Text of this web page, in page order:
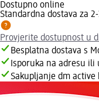
Dostupno online
Standardna dostava za
Provjerite dostupnost u
Besplatna dostava s
Isporuka na adresu ili
Sakupljanje dm active